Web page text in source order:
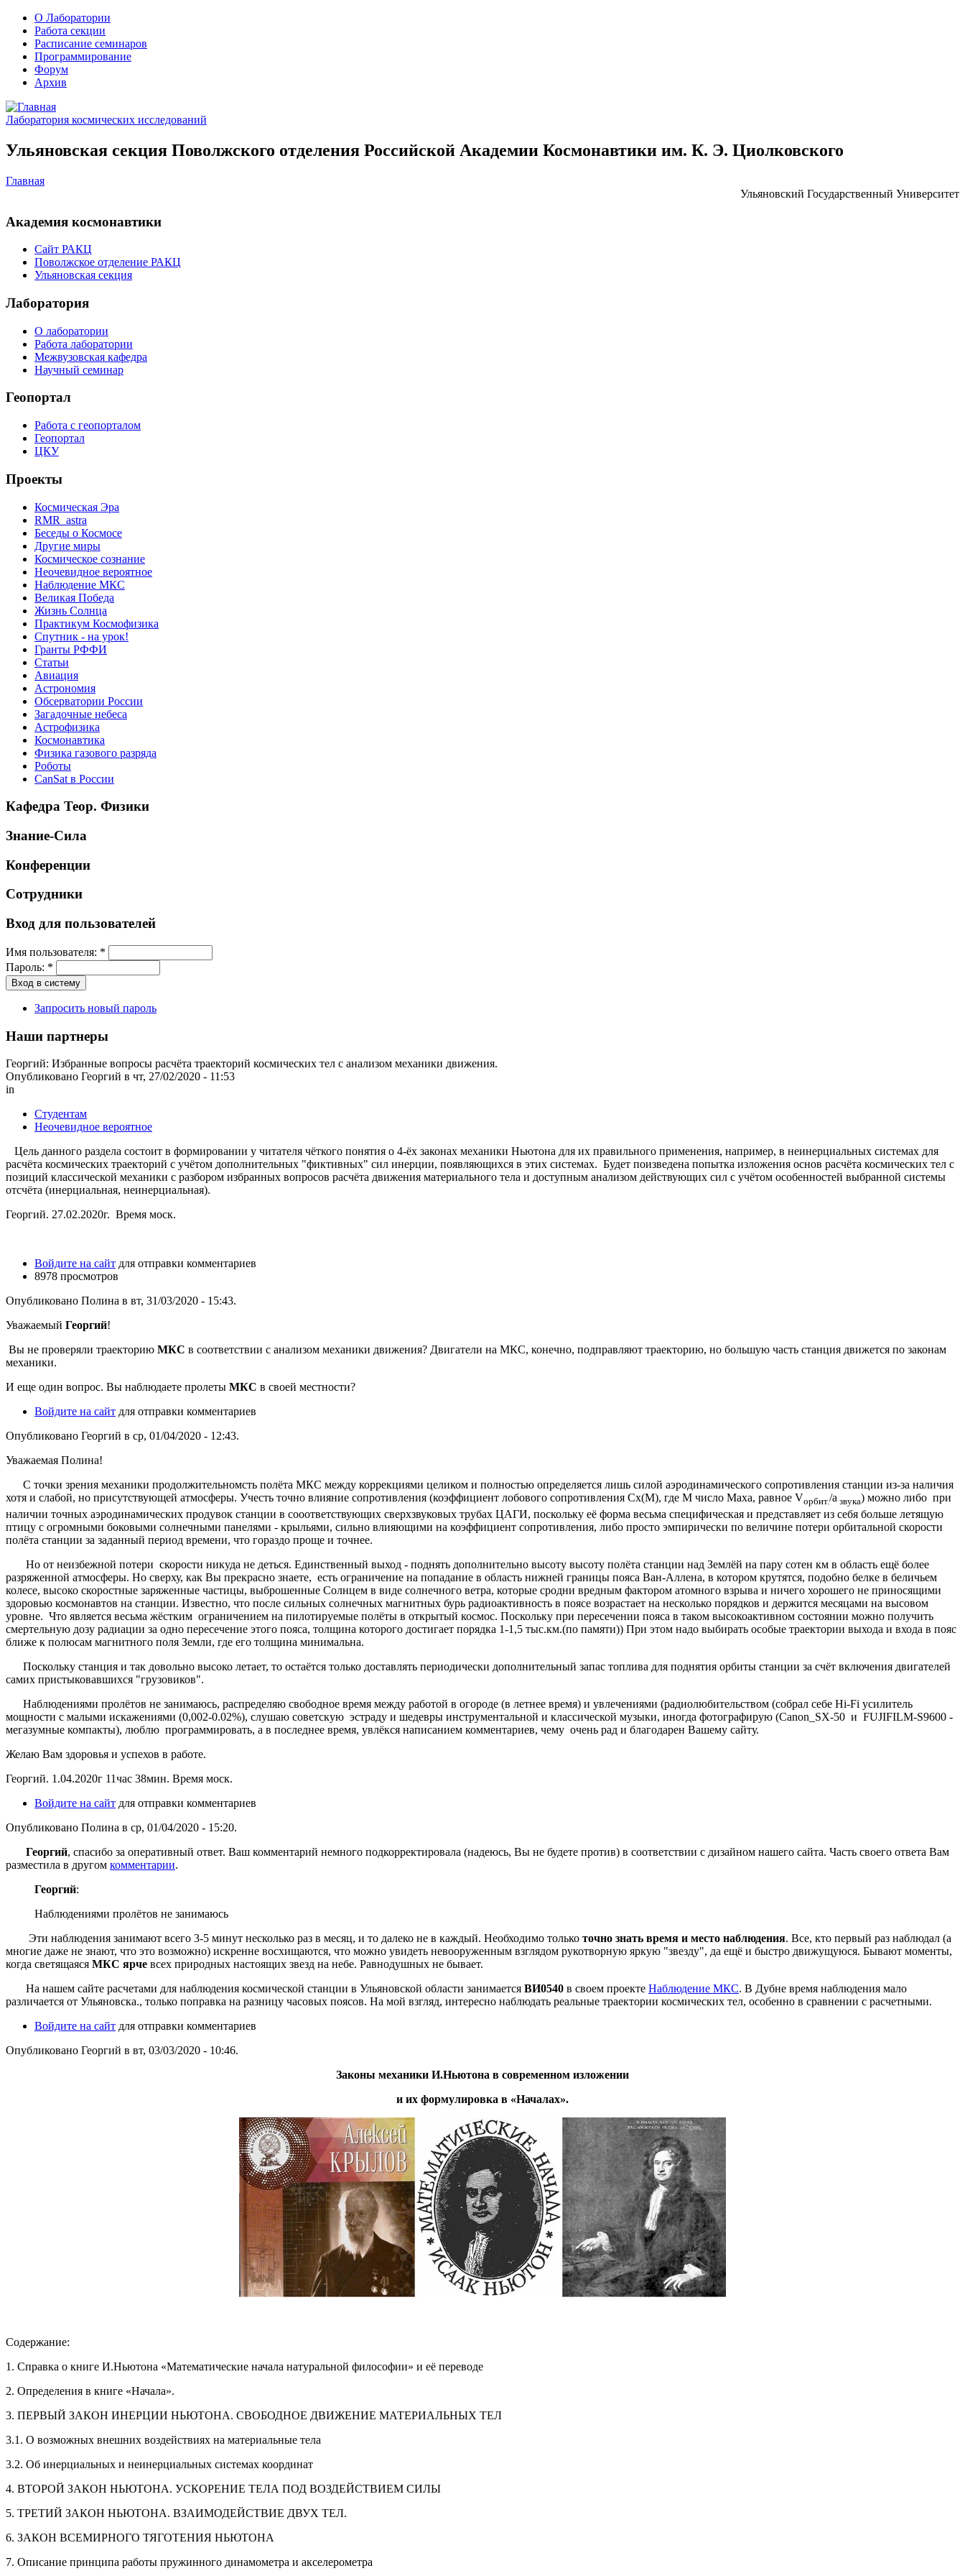
О Лаборатории
Работа секции
Расписание семинаров
Программирование
Форум
Архив
Лаборатория космических исследований
Ульяновская секция Поволжского отделения Российской Академии Космонавтики им. К. Э. Циолковского
Главная
Ульяновский Государственный Университет
Академия космонавтики
Сайт РАКЦ
Поволжское отделение РАКЦ
Ульяновская секция
Лаборатория
О лаборатории
Работа лаборатории
Межвузовская кафедра
Научный семинар
Геопортал
Работа с геопорталом
Геопортал
ЦКУ
Проекты
Космическая Эра
RMR_astra
Беседы о Космосе
Другие миры
Космическое сознание
Неочевидное вероятное
Наблюдение МКС
Великая Победа
Жизнь Солнца
Практикум Космофизика
Спутник - на урок!
Гранты РФФИ
Статьи
Авиация
Астрономия
Обсерватории России
Загадочные небеса
Астрофизика
Космонавтика
Физика газового разряда
Роботы
CanSat в России
Кафедра Теор. Физики
Знание-Сила
Конференции
Сотрудники
Вход для пользователей
Имя пользователя: *
Пароль: *
Запросить новый пароль
Наши партнеры
Георгий: Избранные вопросы расчёта траекторий космических тел с анализом механики движения.
Опубликовано Георгий в чт, 27/02/2020 - 11:53
in
Студентам
Неочевидное вероятное
Цель данного раздела состоит в формировании у читателя чёткого понятия о 4-ёх законах механики Ньютона для их правильного применения, например, в неинерциальных системах для
расчёта космических траекторий с учётом дополнительных "фиктивных" сил инерции, появляющихся в этих системах. Будет поизведена попытка изложения основ расчёта космических тел с
позиций классической механики с разбором избранных вопросов расчёта движения материального тела и доступным анализом действующих сил с учётом особенностей выбранной системы
отсчёта (инерциальная, неинерциальная).
Георгий. 27.02.2020г. Время моск.
Войдите на сайт для отправки комментариев
8978 просмотров
Опубликовано Полина в вт, 31/03/2020 - 15:43.
Уважаемый Георгий!
Вы не проверяли траекторию МКС в соответствии с анализом механики движения? Двигатели на МКС, конечно, подправляют траекторию, но большую часть станция движется по законам
механики.
И еще один вопрос. Вы наблюдаете пролеты МКС в своей местности?
Войдите на сайт для отправки комментариев
Опубликовано Георгий в ср, 01/04/2020 - 12:43.
Уважаемая Полина!
С точки зрения механики продолжительномсть полёта МКС между коррекциями целиком и полностью определяется лишь силой аэродинамического сопротивления станции из-за наличия
хотя и слабой, но присутствующей атмосферы. Учесть точно влияние сопротивления (коэффициент лобового сопротивления Cx(М), где М число Маха, равное Vорбит./a звука) можно либо при
наличии точных аэродинамических продувок станции в сооответствующих сверхзвуковых трубах ЦАГИ, поскольку её форма весьма специфическая и представляет из себя больше летящую
птицу с огромными боковыми солнечными панелями - крыльями, сильно влияющими на коэффициент сопротивления, либо просто эмпирически по величине потери орбитальной скорости
полёта станции за заданный период времени, что гораздо проще и точнее.
Но от неизбежной потери скорости никуда не деться. Единственный выход - поднять дополнительно высоту высоту полёта станции над Землёй на пару сотен км в область ещё более
разряженной атмосферы. Но сверху, как Вы прекрасно знаете, есть ограничение на попадание в область нижней границы пояса Ван-Аллена, в котором крутятся, подобно белке в беличьем
колесе, высоко скоростные заряженные частицы, выброшенные Солнцем в виде солнечного ветра, которые сродни вредным фактором атомного взрыва и ничего хорошего не приносящими
здоровью космонавтов на станции. Известно, что после сильных солнечных магнитных бурь радиоактивность в поясе возрастает на несколько порядков и держится месяцами на высовом
уровне. Что является весьма жёстким ограничением на пилотируемые полёты в открытый космос. Поскольку при пересечении пояса в таком высокоактивном состоянии можно получить
смертельную дозу радиации за одно пересечение этого пояса, толщина которого достигает порядка 1-1,5 тыс.км.(по памяти)) При этом надо выбирать особые траектории выхода и входа в пояс
ближе к полюсам магнитного поля Земли, где его толщина минимальна.
Поскольку станция и так довольно высоко летает, то остаётся только доставлять периодически дополнительный запас топлива для поднятия орбиты станции за счёт включения двигателей
самих пристыковавшихся "грузовиков".
Наблюдениями пролётов не занимаюсь, распределяю свободное время между работой в огороде (в летнее время) и увлечениями (радиолюбительством (собрал себе Hi-Fi усилитель
мощности с малыми искажениями (0,002-0.02%), слушаю советскую эстраду и шедевры инструментальной и классической музыки, иногда фотографирую (Canon_SX-50 и FUJIFILM-S9600 -
мегазумные компакты), люблю программировать, а в последнее время, увлёкся написанием комментариев, чему очень рад и благодарен Вашему сайту.
Желаю Вам здоровья и успехов в работе.
Георгий. 1.04.2020г 11час 38мин. Время моск.
Войдите на сайт для отправки комментариев
Опубликовано Полина в ср, 01/04/2020 - 15:20.
Георгий, спасибо за оперативный ответ. Ваш комментарий немного подкорректировала (надеюсь, Вы не будете против) в соответствии с дизайном нашего сайта. Часть своего ответа Вам
разместила в другом комментарии.
Георгий:
Наблюдениями пролётов не занимаюсь
Эти наблюдения занимают всего 3-5 минут несколько раз в месяц, и то далеко не в каждый. Необходимо только точно знать время и место наблюдения. Все, кто первый раз наблюдал (а
многие даже не знают, что это возможно) искренне восхищаются, что можно увидеть невооруженным взглядом рукотворную яркую "звезду", да ещё и быстро движущуюся. Бывают моменты,
когда светящаяся МКС ярче всех природных настоящих звезд на небе. Равнодушных не бывает.
На нашем сайте расчетами для наблюдения космической станции в Ульяновской области занимается ВИ0540 в своем проекте Наблюдение МКС. В Дубне время наблюдения мало
различается от Ульяновска., только поправка на разницу часовых поясов. На мой взгляд, интересно наблюдать реальные траектории космических тел, особенно в сравнении с расчетными.
Войдите на сайт для отправки комментариев
Опубликовано Георгий в вт, 03/03/2020 - 10:46.
Законы механики И.Ньютона в современном изложении
и их формулировка в «Началах».
Содержание:
1. Справка о книге И.Ньютона «Математические начала натуральной философии» и её переводе
2. Определения в книге «Начала».
3. ПЕРВЫЙ ЗАКОН ИНЕРЦИИ НЬЮТОНА. СВОБОДНОЕ ДВИЖЕНИЕ МАТЕРИАЛЬНЫХ ТЕЛ
3.1. О возможных внешних воздействиях на материальные тела
3.2. Об инерциальных и неинерциальных системах координат
4. ВТОРОЙ ЗАКОН НЬЮТОНА. УСКОРЕНИЕ ТЕЛА ПОД ВОЗДЕЙСТВИЕМ СИЛЫ
5. ТРЕТИЙ ЗАКОН НЬЮТОНА. ВЗАИМОДЕЙСТВИЕ ДВУХ ТЕЛ.
6. ЗАКОН ВСЕМИРНОГО ТЯГОТЕНИЯ НЬЮТОНА
7. Описание принципа работы пружинного динамометра и акселерометра